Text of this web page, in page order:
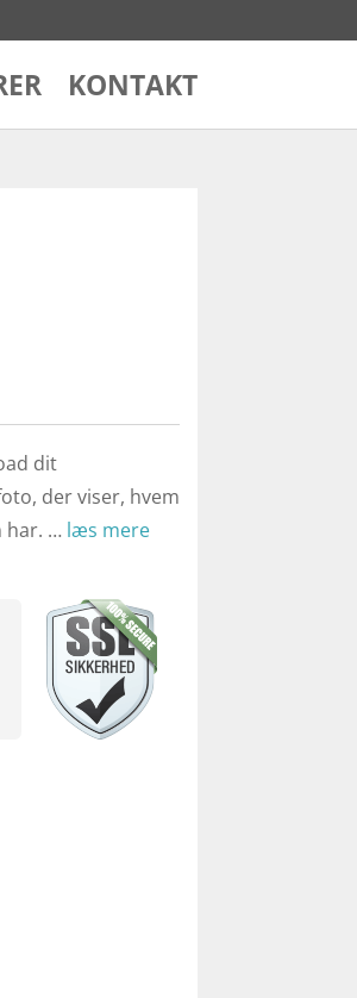
KONTAKT
dit
der viser, hvem
har. … læs mere